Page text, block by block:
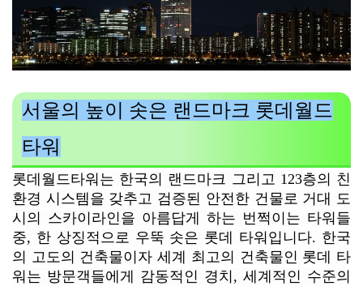
서울의 높이 솟은 랜드마크 롯데월드
타워
롯데월드타워는 한국의 랜드마크 그리고 123층의 친
환경 시스템을 갖추고 검증된 안전한 건물로 거대 도
시의 스카이라인을 아름답게 하는 번쩍이는 타워들
중, 한 상징적으로 우뚝 솟은 롯데 타워입니다. 한국
의 고도의 건축물이자 세계 최고의 건축물인 롯데 타
워는 방문객들에게 감동적인 경치, 세계적인 수준의